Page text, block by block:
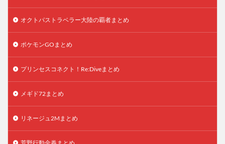
オクトパストラベラー大陸の覇者まとめ
ポケモンGOまとめ
プリンセスコネクト！Re:Diveまとめ
メギド72まとめ
リネージュ2Mまとめ